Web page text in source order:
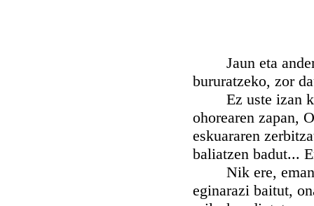
Jaun eta
bururatzeko, zor
Ez uste izan
ohorearen zapan,
eskuararen
baliatzen badut...
Nik ere,
eginarazi baitut,